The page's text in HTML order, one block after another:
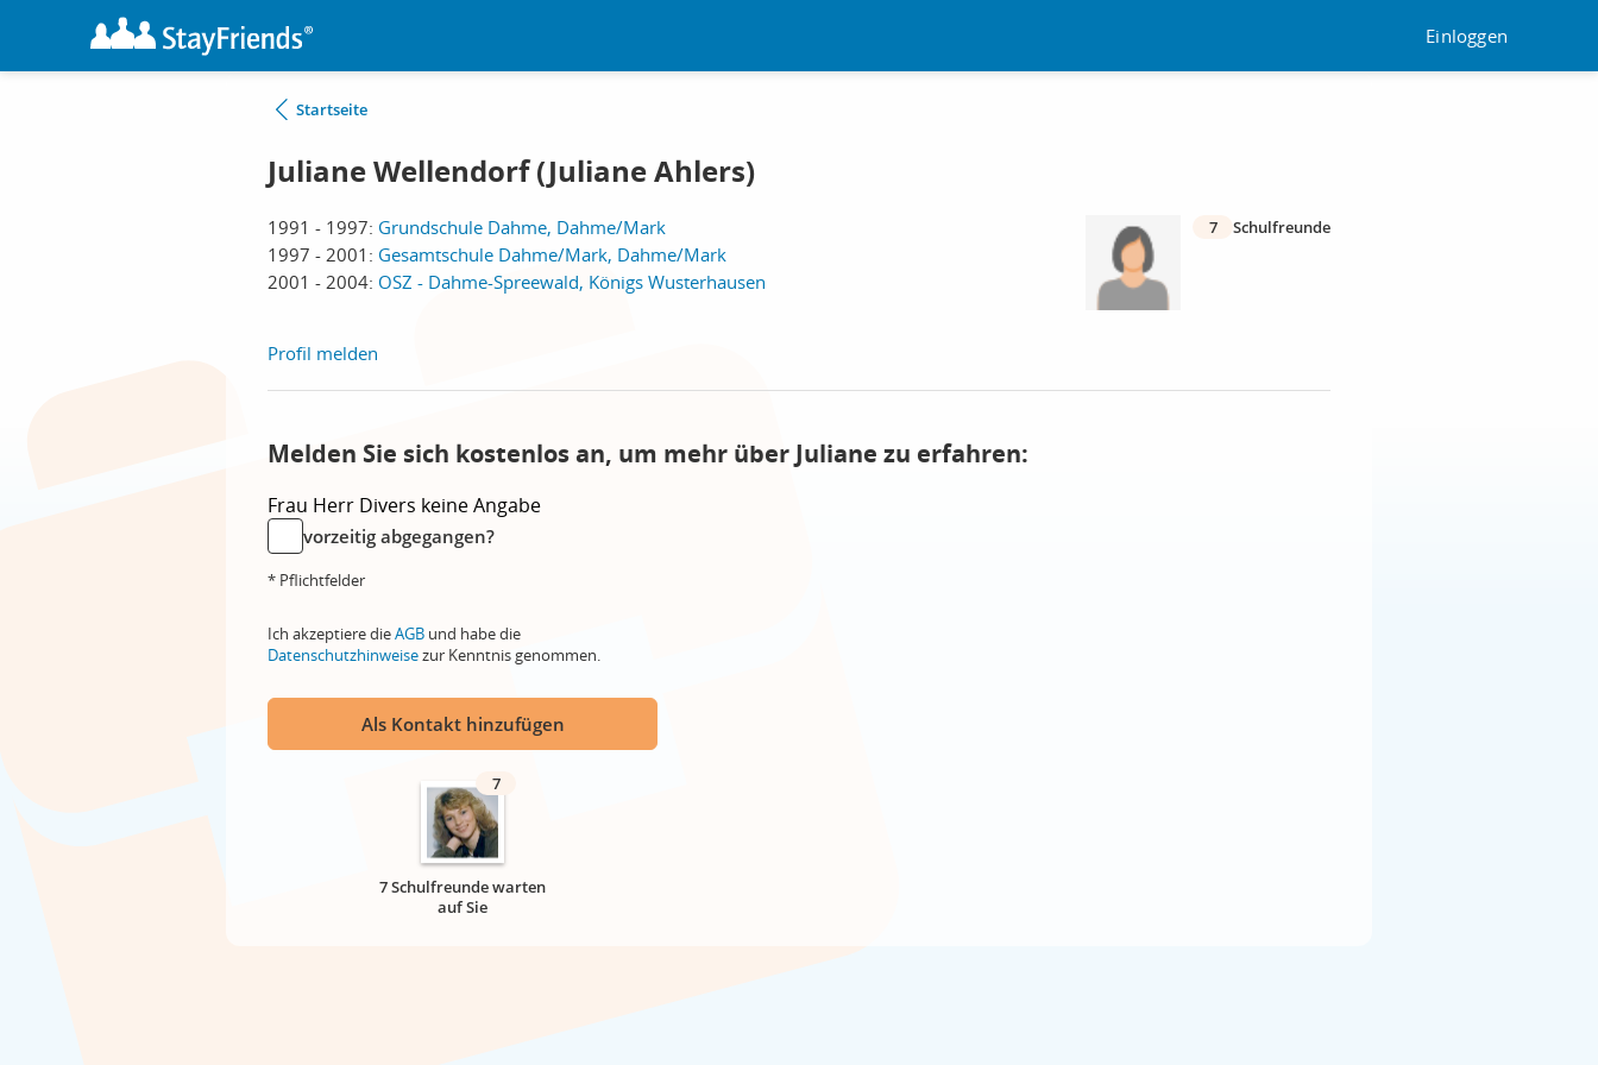
Einloggen
Startseite
Juliane Wellendorf (Juliane Ahlers)
1991 - 1997: Grundschule Dahme, Dahme/Mark
1997 - 2001: Gesamtschule Dahme/Mark, Dahme/Mark
2001 - 2004: OSZ - Dahme-Spreewald, Königs Wusterhausen
7 Schulfreunde
Profil melden
Melden Sie sich kostenlos an, um mehr über Juliane zu erfahren:
Frau Herr Divers keine Angabe
vorzeitig abgegangen?
* Pflichtfelder
Ich akzeptiere dieAGB und habe die
Datenschutzhinweisezur Kenntnis genommen.
Als Kontakt hinzufügen
7
7 Schulfreunde warten
auf Sie